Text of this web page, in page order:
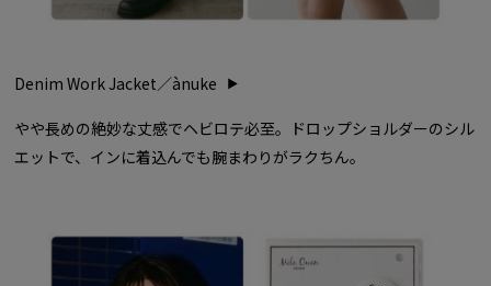
Denim Work Jacket／ànuke
やや長めの絶妙な丈感でヘビロテ必至。ドロップショルダーのシル
エットで、インに着込んでも腕まわりがラクちん。